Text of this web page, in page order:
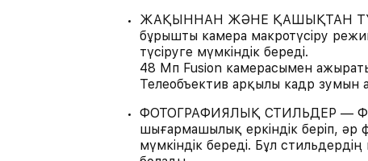
ЖАҚЫННАН ЖӘНЕ ҚАШЫҚТАН
бұрышты камера макротүсіру
түсіруге мүмкіндік береді.
48 Мп Fusion камерасымен
Телеобъектив арқылы кадр зумын
ФОТОГРАФИЯЛЫҚ СТИЛЬДЕР —
шығармашылық еркіндік беріп, әр
мүмкіндік береді. Бұл